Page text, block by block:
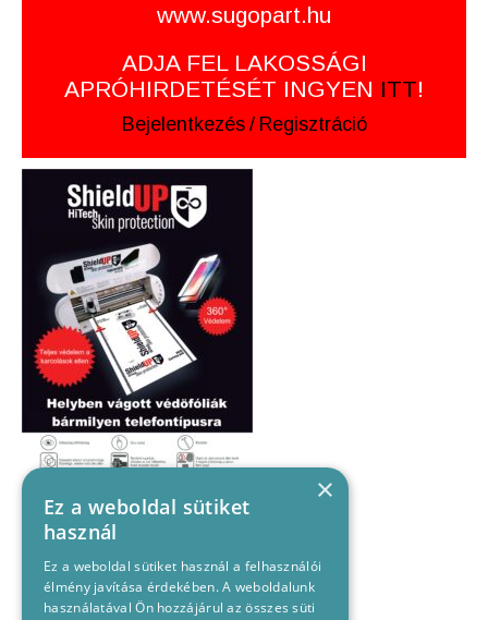
www.sugopart.hu
ADJA FEL LAKOSSÁGI
APRÓHIRDETÉSÉT INGYEN ITT!
Bejelentkezés / Regisztráció
×
Ez a weboldal sütiket
használ
Ez a weboldal sütiket használ a felhasználói
élmény javítása érdekében. A weboldalunk
használatával Ön hozzájárul az összes süti